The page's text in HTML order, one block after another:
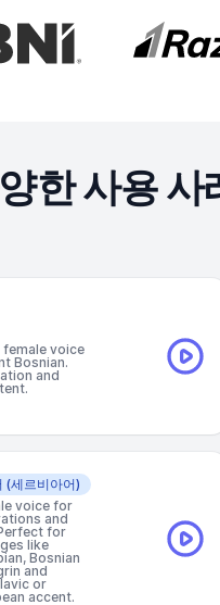
한 사용
female voice
Bosnian.
and
(세르비아어)
voice for
and
for
like
Bosnian
and
or
accent.